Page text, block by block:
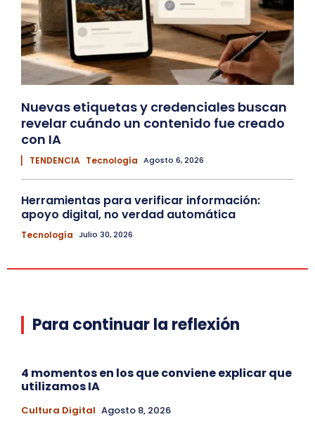
Nuevas etiquetas y credenciales buscan
revelar cuándo un contenido fue creado
con IA
▏ TENDENCIA Tecnología Agosto 6, 2026
Herramientas para verificar información:
apoyo digital, no verdad automática
Tecnología Julio 30, 2026
Para continuar la reflexión
4 momentos en los que conviene explicar que
utilizamos IA
Cultura Digital Agosto 8, 2026